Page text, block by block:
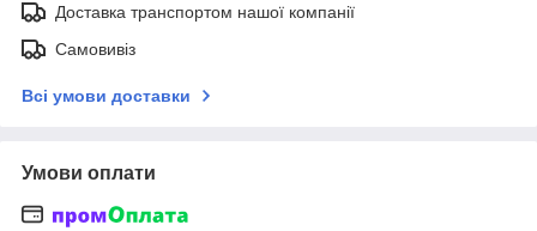
Доставка транспортом нашої компанії
Самовивіз
Всі умови доставки
Умови оплати